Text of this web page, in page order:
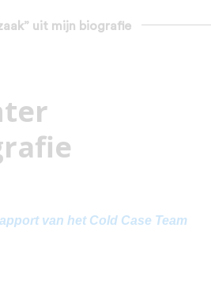
uit mijn biografie
van het Cold Case Team